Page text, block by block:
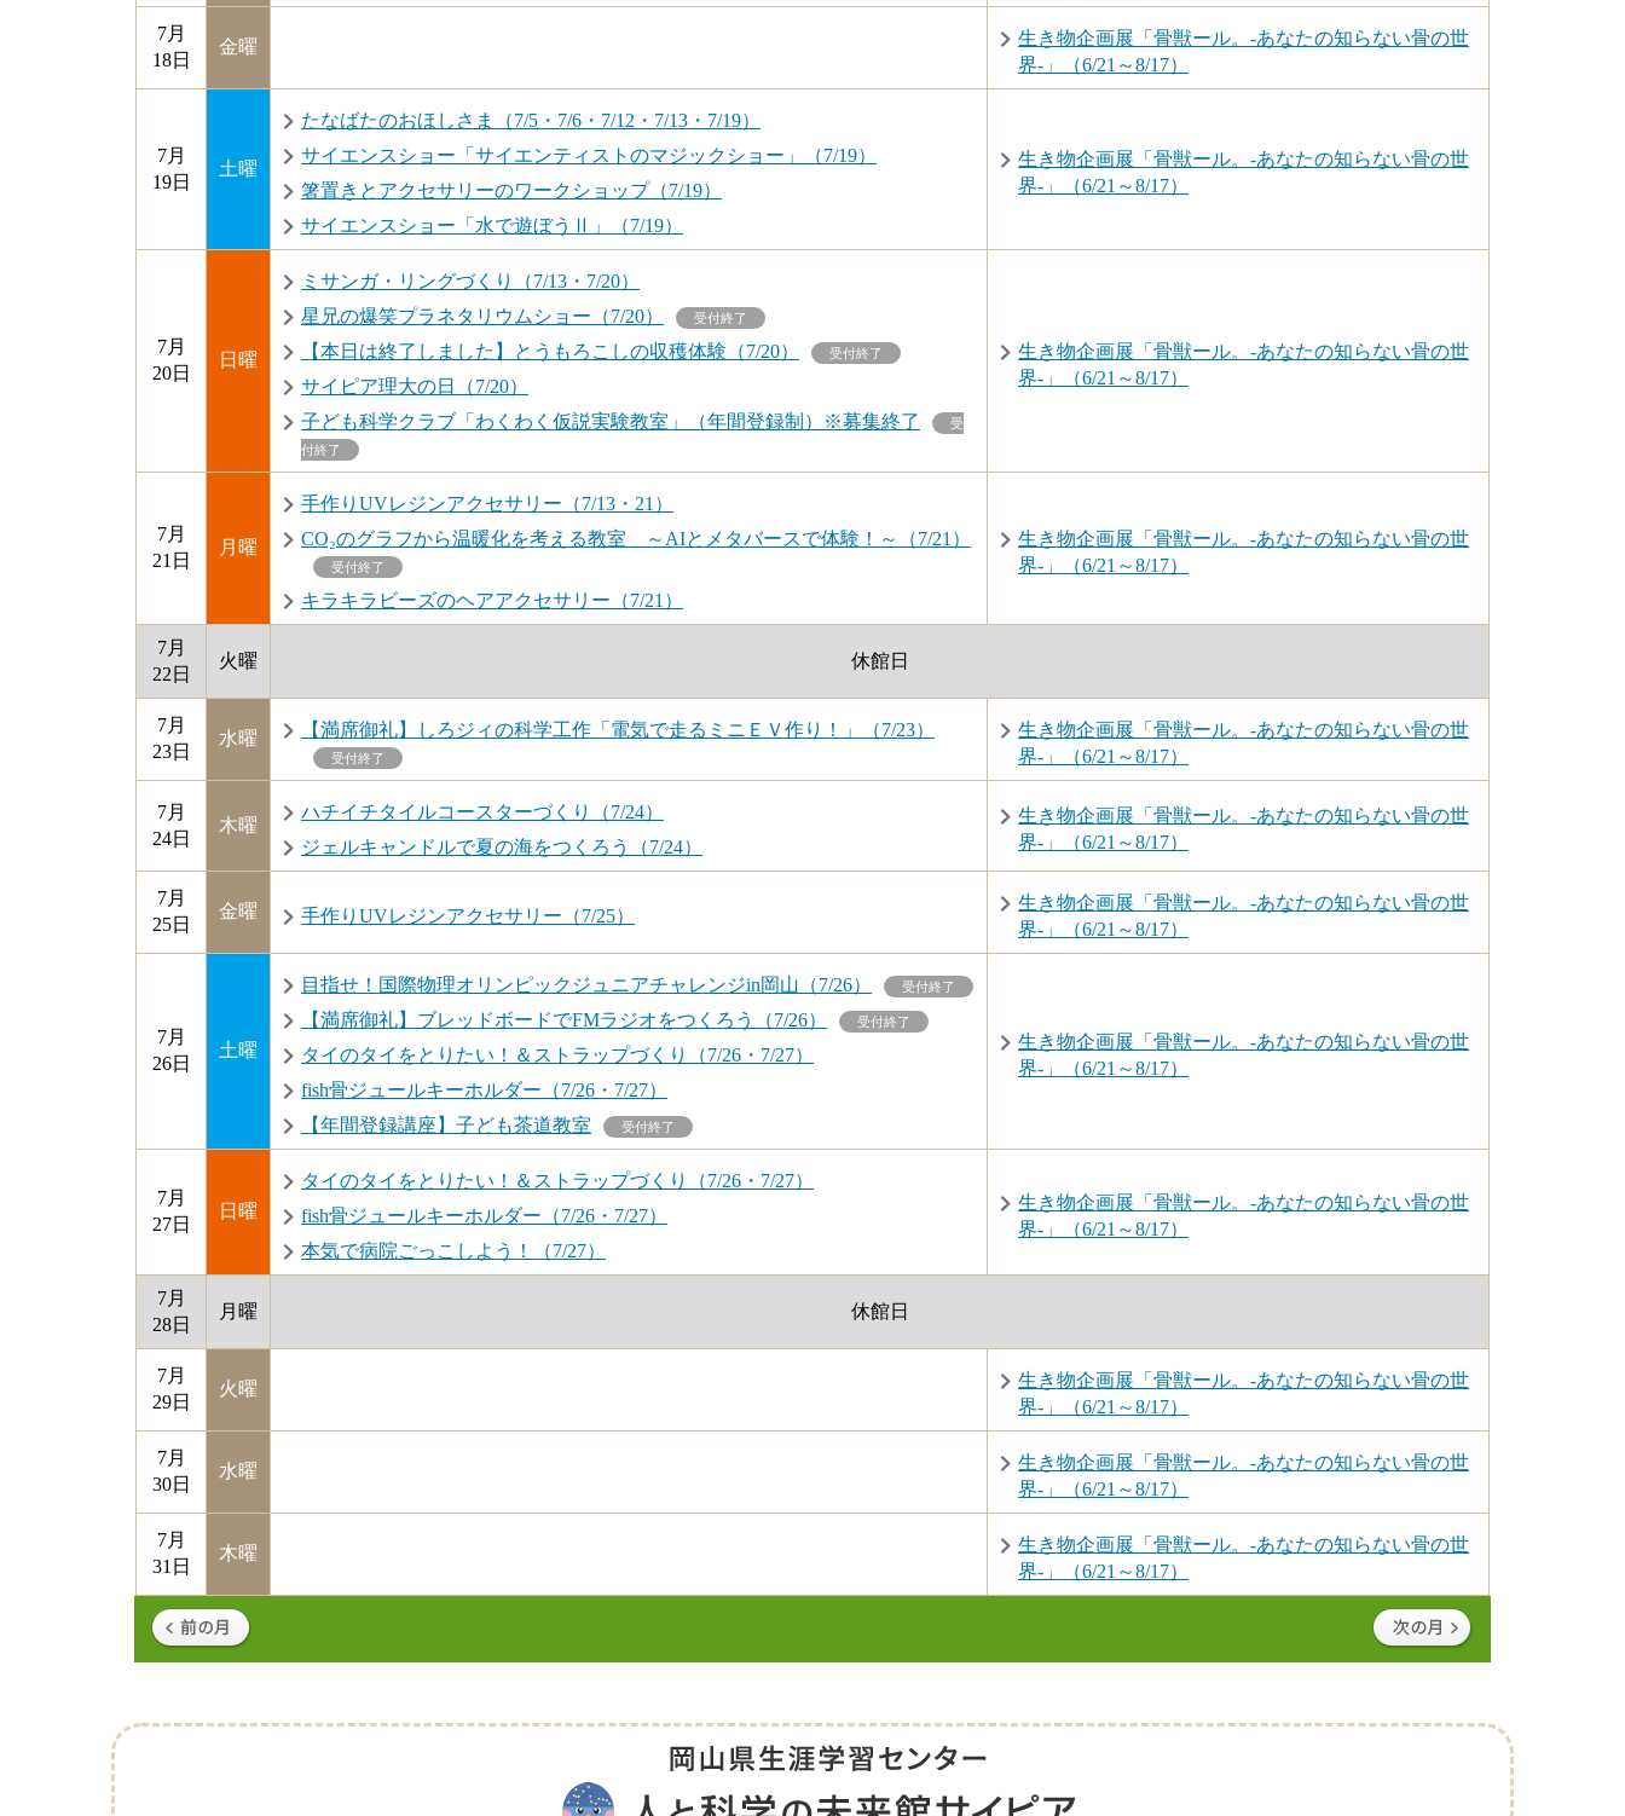
7月
18日
金曜
生き物企画展「骨獣ール。-あなたの知らない骨の世
界-」（6/21～8/17）
7月
19日
土曜
たなばたのおほしさま（7/5・7/6・7/12・7/13・7/19）
サイエンスショー「サイエンティストのマジックショー」（7/19）
箸置きとアクセサリーのワークショップ（7/19）
サイエンスショー「水で遊ぼうⅡ」（7/19）
生き物企画展「骨獣ール。-あなたの知らない骨の世
界-」（6/21～8/17）
7月
20日
日曜
ミサンガ・リングづくり（7/13・7/20）
星兄の爆笑プラネタリウムショー（7/20）
受付終了
【本日は終了しました】とうもろこしの収穫体験（7/20） 受付終了
サイピア理大の日（7/20）
子ども科学クラブ「わくわく仮説実験教室」（年間登録制）※募集終了
受
付終了
生き物企画展「骨獣ール。-あなたの知らない骨の世
界-」（6/21～8/17）
7月
21日
月曜
手作りUVレジンアクセサリー（7/13・21）
CO₂のグラフから温暖化を考える教室 ～AIとメタバースで体験！～（7/21）
受付終了
キラキラビーズのヘアアクセサリー（7/21）
生き物企画展「骨獣ール。-あなたの知らない骨の世
界-」（6/21～8/17）
7月
22日
火曜 休館日
7月
23日
水曜 【満席御礼】しろジィの科学工作「電気で走るミニＥＶ作り！」（7/23）
受付終了
生き物企画展「骨獣ール。-あなたの知らない骨の世
界-」（6/21～8/17）
7月
24日
木曜
ハチイチタイルコースターづくり（7/24）
ジェルキャンドルで夏の海をつくろう（7/24）
生き物企画展「骨獣ール。-あなたの知らない骨の世
界-」（6/21～8/17）
7月
25日
金曜 手作りUVレジンアクセサリー（7/25）
生き物企画展「骨獣ール。-あなたの知らない骨の世
界-」（6/21～8/17）
7月
26日
土曜
目指せ！国際物理オリンピックジュニアチャレンジin岡山（7/26） 受付終了
【満席御礼】ブレッドボードでFMラジオをつくろう（7/26） 受付終了
タイのタイをとりたい！＆ストラップづくり（7/26・7/27）
fish骨ジュールキーホルダー（7/26・7/27）
【年間登録講座】子ども茶道教室
受付終了
生き物企画展「骨獣ール。-あなたの知らない骨の世
界-」（6/21～8/17）
7月
27日
日曜
タイのタイをとりたい！＆ストラップづくり（7/26・7/27）
fish骨ジュールキーホルダー（7/26・7/27）
本気で病院ごっこしよう！（7/27）
生き物企画展「骨獣ール。-あなたの知らない骨の世
界-」（6/21～8/17）
7月
28日
月曜 休館日
7月
29日
火曜
生き物企画展「骨獣ール。-あなたの知らない骨の世
界-」（6/21～8/17）
7月
30日
水曜
生き物企画展「骨獣ール。-あなたの知らない骨の世
界-」（6/21～8/17）
7月
31日
木曜
生き物企画展「骨獣ール。-あなたの知らない骨の世
界-」（6/21～8/17）